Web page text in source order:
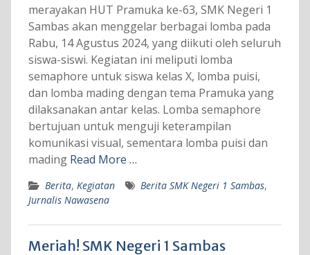
merayakan HUT Pramuka ke-63, SMK Negeri 1
Sambas akan menggelar berbagai lomba pada
Rabu, 14 Agustus 2024, yang diikuti oleh seluruh
siswa-siswi. Kegiatan ini meliputi lomba
semaphore untuk siswa kelas X, lomba puisi,
dan lomba mading dengan tema Pramuka yang
dilaksanakan antar kelas. Lomba semaphore
bertujuan untuk menguji keterampilan
komunikasi visual, sementara lomba puisi dan
mading Read More …
Berita, Kegiatan Berita SMK Negeri 1 Sambas,
Jurnalis Nawasena
Meriah! SMK Negeri 1 Sambas